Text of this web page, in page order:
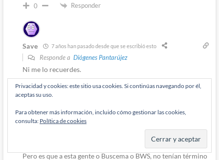
0 Responder
Save 7 años han pasado desde que se escribió esto
Responde a Diógenes Pantarújez
Ni me lo recuerdes.
0 Responder
Admin
Diógenes Pantarújez
Pero es que a esta gente o Buscema o BWS, no tenían término
Privacidad y cookies: este sitio usa cookies. Si continúas navegando por él,
aceptas su uso.
Para obtener más información, incluido cómo gestionar las cookies,
consulta: Política de cookies